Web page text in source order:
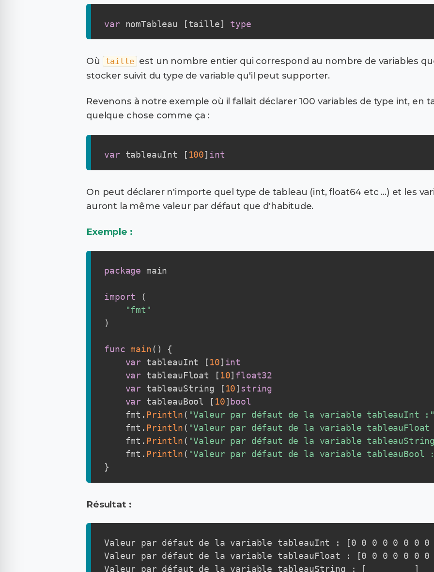
var nomTableau [taille] type
Où taille
est un nombre entier qui correspond au nombre de variables
stocker suivit du type de variable qu'il peut supporter.
Revenons à notre exemple où il fallait déclarer 100 variables de type int, en
quelque chose comme ça :
var tableauInt [ 100] int
On peut déclarer n'importe quel type de tableau (int, float64 etc ...) et les
auront la même valeur par défaut que d'habitude.
Exemple :
package main
import
(
"fmt"
)
func main( )
{
var tableauInt [ 10] int
var tableauFloat [ 10] float32
var tableauString [ 10] string
var tableauBool [ 10] bool
    fmt
. Println( "Valeur par défaut de la variable tableauInt :"
    fmt
. Println( "Valeur par défaut de la variable
    fmt
. Println( "Valeur par défaut de la variable
    fmt
. Println( "Valeur par défaut de la variable tableauBool
}
Résultat :
Valeur par défaut de la variable tableauInt : [0 0 0 0 0 0 0 0
Valeur par défaut de la variable tableauFloat : [0 0 0 0 0 0 0
Valeur par défaut de la variable tableauString : [         ]